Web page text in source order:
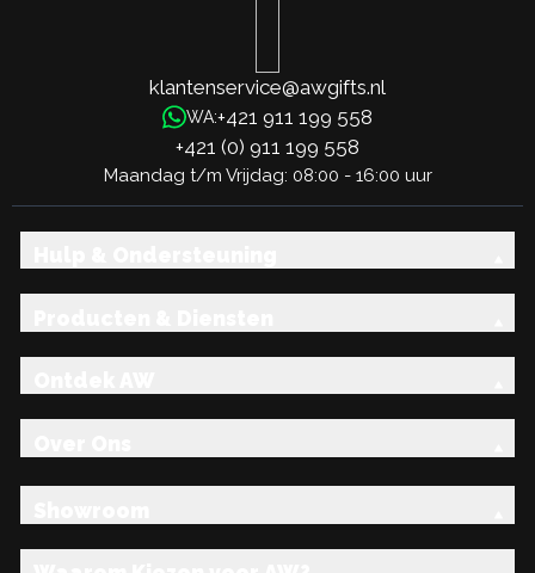
klantenservice@awgifts.nl
WA:+421 911 199 558
+421 (0) 911 199 558
Maandag t/m Vrijdag: 08:00 - 16:00 uur